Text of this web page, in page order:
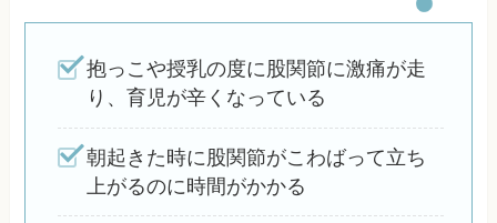
抱っこや授乳の度に股関節に激痛が走
り、育児が辛くなっている
朝起きた時に股関節がこわばって立ち
上がるのに時間がかかる